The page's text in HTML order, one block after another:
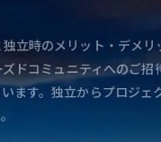
立時のメリット・デメリ
ドコミュニティへのご招
ます。独立からプロジェ